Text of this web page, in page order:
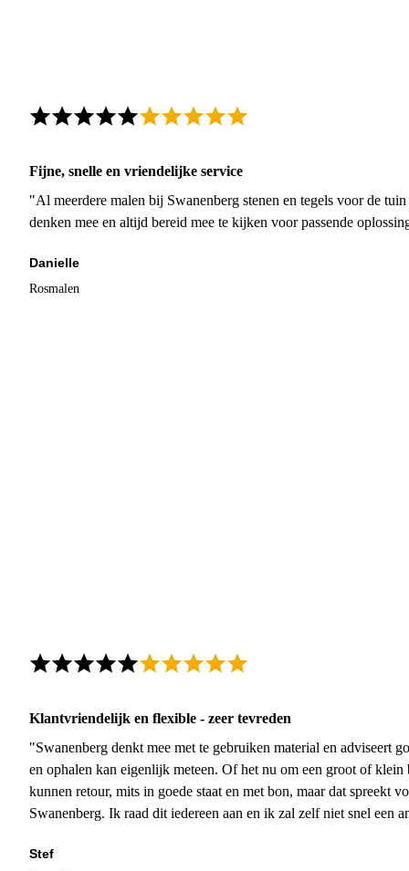
Fijne, snelle en vriendelijke service
"Al meerdere malen bij Swanenberg stenen en tegels voor de
denken mee en altijd bereid mee te kijken voor passende
Danielle
Rosmalen
Klantvriendelijk en flexible - zeer tevreden
"Swanenberg denkt mee met te gebruiken material en adviseert
en ophalen kan eigenlijk meteen. Of het nu om een groot of
kunnen retour, mits in goede staat en met bon, maar dat spreekt
Swanenberg. Ik raad dit iedereen aan en ik zal zelf niet snel een
Stef